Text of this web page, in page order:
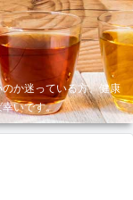
か迷っている方、健康
いです。